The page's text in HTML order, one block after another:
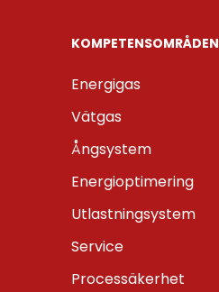
KOMPETENS­OMRÅDEN
Energigas
Vätgas
Ångsystem
Energioptimering
Utlastningsystem
Service
Processäkerhet